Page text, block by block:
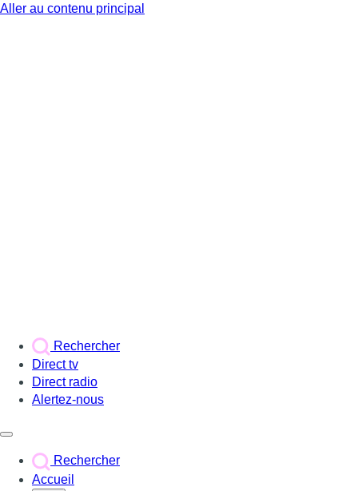
Aller au contenu principal
Rechercher
Direct tv
Direct radio
Alertez-nous
Rechercher
Accueil